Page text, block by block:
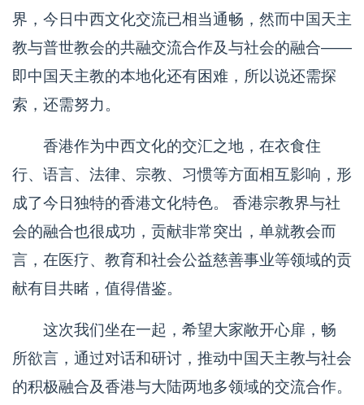
界，今日中西文化交流已相当通畅，然而中国天主
教与普世教会的共融交流合作及与社会的融合——
即中国天主教的本地化还有困难，所以说还需探
索，还需努力。
香港作为中西文化的交汇之地，在衣食住
行、语言、法律、宗教、习惯等方面相互影响，形
成了今日独特的香港文化特色。 香港宗教界与社
会的融合也很成功，贡献非常突出，单就教会而
言，在医疗、教育和社会公益慈善事业等领域的贡
献有目共睹，值得借鉴。
这次我们坐在一起，希望大家敞开心扉，畅
所欲言，通过对话和研讨，推动中国天主教与社会
的积极融合及香港与大陆两地多领域的交流合作。